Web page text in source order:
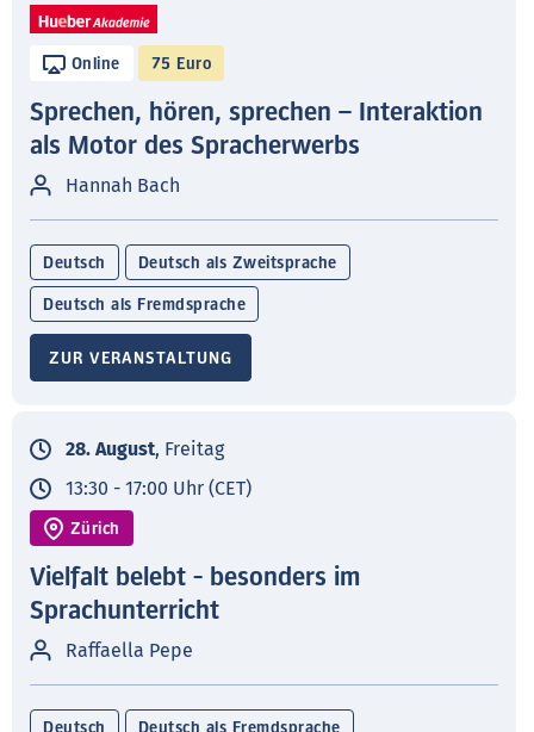
Online 75 Euro
Sprechen, hören, sprechen – Interaktion
als Motor des Spracherwerbs
Hannah Bach
Deutsch Deutsch als Zweitsprache
Deutsch als Fremdsprache
ZUR VERANSTALTUNG
28. August, Freitag
13:30 - 17:00 Uhr (CET)
Zürich
Vielfalt belebt - besonders im
Sprachunterricht
Raffaella Pepe